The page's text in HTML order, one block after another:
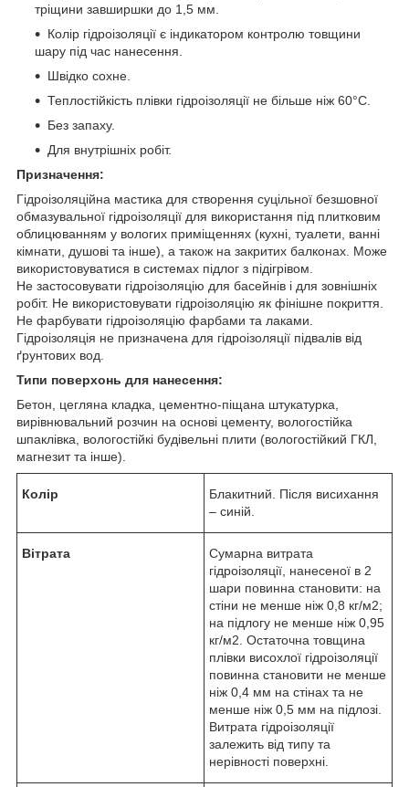
тріщини завширшки до 1,5 мм.
Колір гідроізоляції є індикатором контролю товщини
шару під час нанесення.
Швідко сохне.
Теплостійкість плівки гідроізоляції не більше ніж 60°С.
Без запаху.
Для внутрішніх робіт.
Призначення:
Гідроізоляційна мастика для створення суцільної безшовної
обмазувальної гідроізоляції для використання під плитковим
облицюванням у вологих приміщеннях (кухні, туалети, ванні
кімнати, душові та інше), а також на закритих балконах. Може
використовуватися в системах підлог з підігрівом.
Не застосовувати гідроізоляцію для басейнів і для зовнішніх
робіт. Не використовувати гідроізоляцію як фінішне покриття.
Не фарбувати гідроізоляцію фарбами та лаками.
Гідроізоляція не призначена для гідроізоляції підвалів від
ґрунтових вод.
Типи поверхонь для нанесення:
Бетон, цегляна кладка, цементно-піщана штукатурка,
вирівнювальний розчин на основі цементу, вологостійка
шпаклівка, вологостійкі будівельні плити (вологостійкий ГКЛ,
магнезит та інше).
Колір
Блакитний. Після висихання
– синій.
Вітрата
Сумарна витрата
гідроізоляції, нанесеної в 2
шари повинна становити: на
стіни не менше ніж 0,8 кг/м2;
на підлогу не менше ніж 0,95
кг/м2. Остаточна товщина
плівки висохлої гідроізоляції
повинна становити не менше
ніж 0,4 мм на стінах та не
менше ніж 0,5 мм на підлозі.
Витрата гідроізоляції
залежить від типу та
нерівності поверхні.